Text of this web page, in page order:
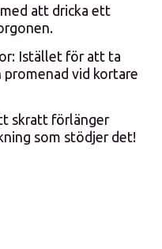
att dricka ett
Istället för att ta
promenad vid kortare
skratt förlänger
som stödjer det!